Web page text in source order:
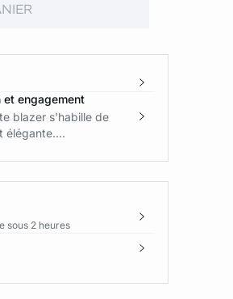
engagement
blazer s'habille de
élégante....
sous 2 heures